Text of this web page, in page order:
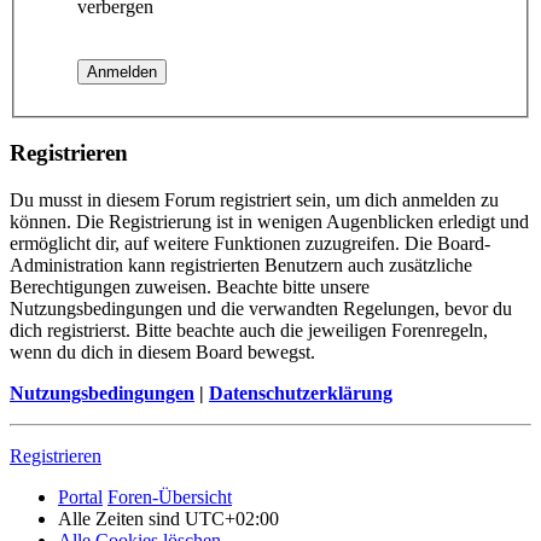
verbergen
Registrieren
Du musst in diesem Forum registriert sein, um dich anmelden zu
können. Die Registrierung ist in wenigen Augenblicken erledigt und
ermöglicht dir, auf weitere Funktionen zuzugreifen. Die Board-
Administration kann registrierten Benutzern auch zusätzliche
Berechtigungen zuweisen. Beachte bitte unsere
Nutzungsbedingungen und die verwandten Regelungen, bevor du
dich registrierst. Bitte beachte auch die jeweiligen Forenregeln,
wenn du dich in diesem Board bewegst.
Nutzungsbedingungen | Datenschutzerklärung
Registrieren
Portal Foren-Übersicht
Alle Zeiten sind UTC+02:00